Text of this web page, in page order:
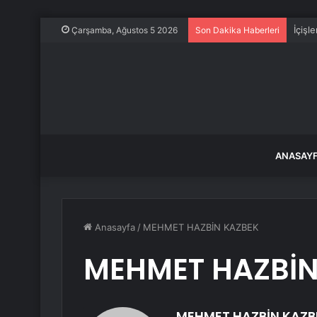
Çarşamba, Ağustos 5 2026 Son Dakika Haberleri
Anasayfa / MEHMET HAZBİN KAZBEK
MEHMET